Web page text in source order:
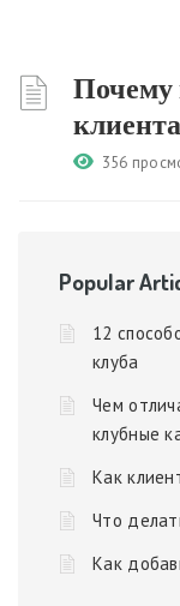
Почему
356
Popular
12
клуба
Чем
клубные
Как
Что
Как